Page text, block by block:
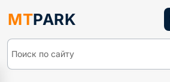
MTPARK
Поиск по сайту